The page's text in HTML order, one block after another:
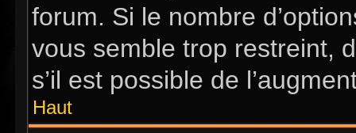
forum. Si le nombre
vous semble trop restreint,
s’il est possible de
Haut